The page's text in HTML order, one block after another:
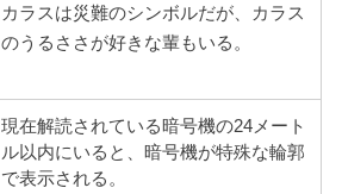
カラスは災難のシンボルだが、カラス
のうるささが好きな輩もいる。
現在解読されている暗号機の24メート
ル以内にいると、暗号機が特殊な輪郭
で表示される。